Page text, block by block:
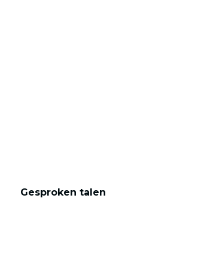
Gesproken talen
Gesproken talen